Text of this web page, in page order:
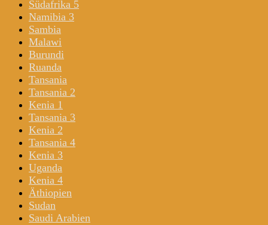
Südafrika 5
Namibia 3
Sambia
Malawi
Burundi
Ruanda
Tansania
Tansania 2
Kenia 1
Tansania 3
Kenia 2
Tansania 4
Kenia 3
Uganda
Kenia 4
Äthiopien
Sudan
Saudi Arabien